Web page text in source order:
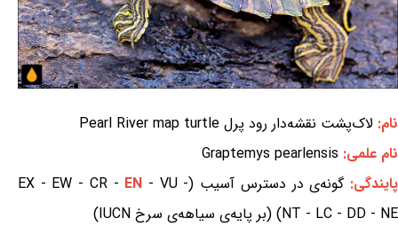
نام: لاک‌پشت نقشه‌دار رود پرل Pearl River map turtle
نام علمی: Graptemys pearlensis
پایندگی:گونه‌ی در دسترس آسیب (EX - EW - CR - EN - VU -
NT - LC - DD - NE) (بر پایه‌ی سیاهه‌ی سرخ IUCN)